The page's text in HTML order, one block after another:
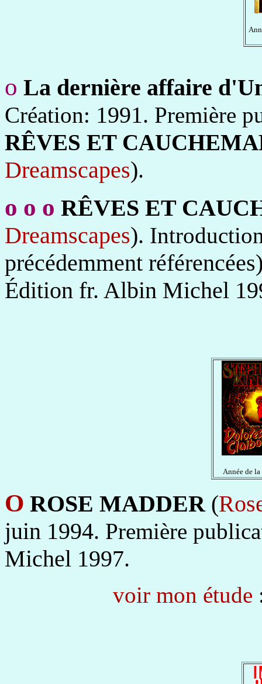
o La dernière affaire
Création: 1991. Première
RÊVES ET
Dreamscapes).
o o o RÊVES ET
Dreamscapes).
précédemment
Édition fr. Albin Michel
Année de la
O ROSE MADDER (
juin 1994. Première
Michel 1997.
voir mon étude